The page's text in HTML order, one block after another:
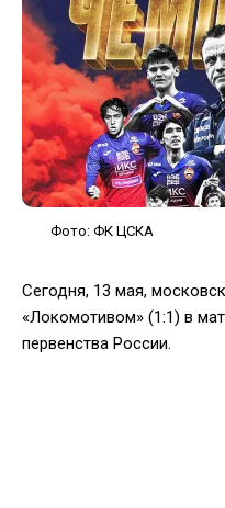
Фото: ФК ЦСКА
Сегодня, 13 мая,
«Локомотивом» (1:1) в
первенства России.